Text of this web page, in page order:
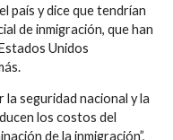
país y dice que tendrían
de inmigración, que han
Unidos
la seguridad nacional y la
los costos del
de la inmigración”,